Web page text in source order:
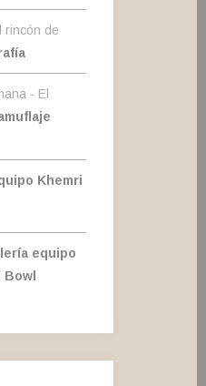
rincón de
- El
Khemri
equipo